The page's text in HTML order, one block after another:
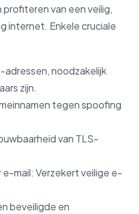
van een veilig,
internet. Enkele cruciale
adressen, noodzakelijk
zijn.
tegen spoofing
van TLS-
e-mail: Verzekert veilige e-
beveiligde en